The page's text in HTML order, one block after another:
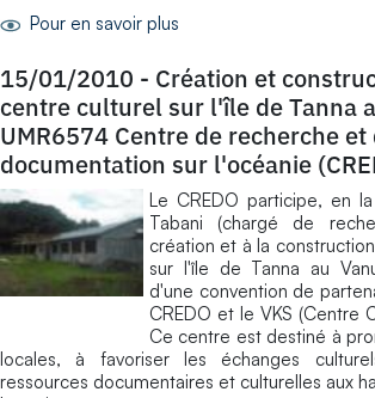
Pour en savoir plus
15/01/2010 - Création et
centre culturel sur l'île de Tanna
UMR6574 Centre de recherche et
documentation sur l'océanie
Le CREDO participe, en
Tabani (chargé de
création et à la
sur l'île de Tanna au
d'une convention de
CREDO et le VKS (Centre
Ce centre est destiné à
locales, à favoriser les échanges
ressources documentaires et culturelles aux